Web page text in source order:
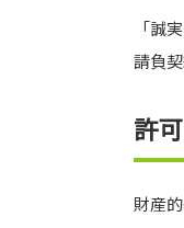
「誠
請負
許
財産